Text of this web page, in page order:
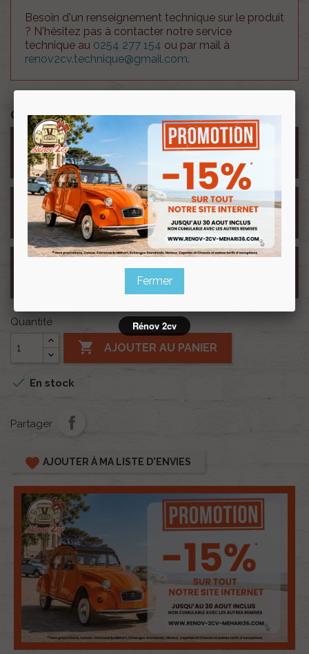
Besoin d'un renseignement technique sur le produit
? N'hésitez pas à contacter notre service
technique au 0254 277 154 ou par mail à
renov2cv.technique@gmail.com.
Ce pack contient
Joint spi 2cv Méhari Dyane
Acadiane vilebrequin avant
30x42x8 nitrile double levre
Joint spi volant moteur pour
2cv cylindrée 425 et 435cc
48x65x10 NITRILE double levre
x 1
Pochette de joint moteur 375 et
425 12cv partielle sans joint spi
Quantité
 AJOUTER AU PANIER
 En stock
Partager
favorite AJOUTER À MA LISTE D'ENVIES
Fermer
Rénov 2cv